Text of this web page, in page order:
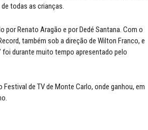
todas as crianças.
por Renato Aragão e por Dedé Santana. Com o
também sob a direção de Wilton Franco, e
foi durante muito tempo apresentado pelo
de TV de Monte Carlo, onde ganhou, em